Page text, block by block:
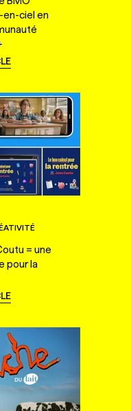
en-ciel en
= une
pour la